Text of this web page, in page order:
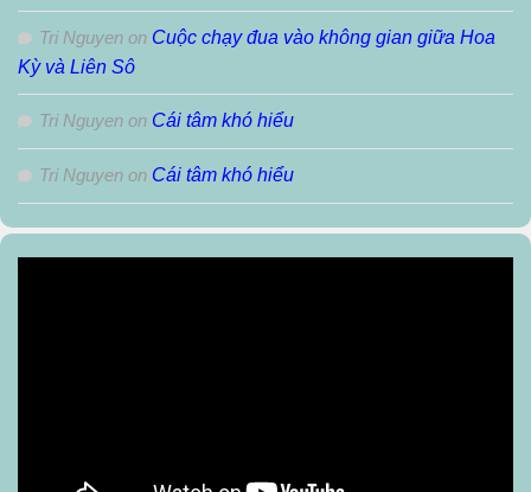
Tri Nguyen on Cuộc chạy đua vào không gian giữa Hoa
Kỳ và Liên Sô
Tri Nguyen on Cái tâm khó hiểu
Tri Nguyen on Cái tâm khó hiểu